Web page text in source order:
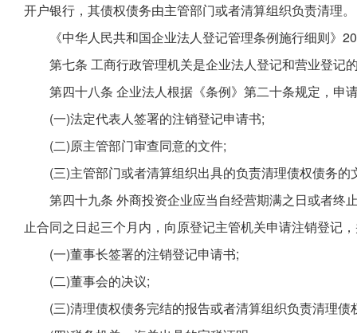
开户银行，其债权债务由主管部门或者清算组织负责清理。
《中华人民共和国企业法人登记管理条例施行细则》
第七条 工商行政管理机关是企业法人登记和营业登记
第四十八条 企业法人根据《条例》第二十条规定，申
(一)法定代表人签署的注销登记申请书;
(二)原主管部门审查同意的文件;
(三)主管部门或者清算组织出具的负责清理债权债务
第四十九条 外商投资企业应当自经营期满之日或者终
止合同之日起三个月内，向原登记主管机关申请注销登记
(一)董事长签署的注销登记申请书;
(二)董事会的决议;
(三)清理债权债务完结的报告或者清算组织负责清理债